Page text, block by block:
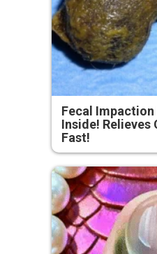
Fecal Impaction
Inside! Relieves
Fast!